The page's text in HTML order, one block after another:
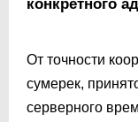
конкретного
От точности
сумерек,
серверного